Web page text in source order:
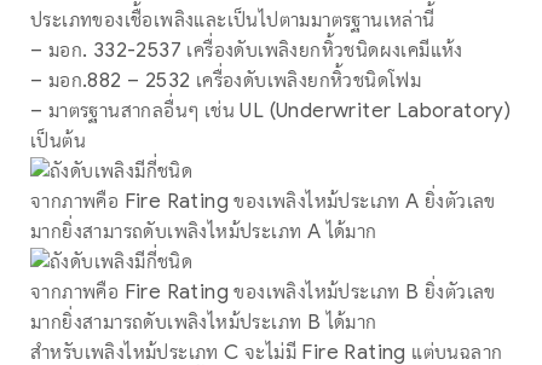
ประเภทของเชื้อเพลิงและเป็นไปตามมาตรฐานเหล่านี้
– มอก. 332-2537 เครื่องดับเพลิงยกหิ้วชนิดผงเคมีแห้ง
– มอก.882 – 2532 เครื่องดับเพลิงยกหิ้วชนิดโฟม
– มาตรฐานสากลอื่นๆ เช่น UL (Underwriter Laboratory)
เป็นต้น
จากภาพคือ Fire Rating ของเพลิงไหม้ประเภท A ยิ่งตัวเลข
มากยิ่งสามารถดับเพลิงไหม้ประเภท A ได้มาก
จากภาพคือ Fire Rating ของเพลิงไหม้ประเภท B ยิ่งตัวเลข
มากยิ่งสามารถดับเพลิงไหม้ประเภท B ได้มาก
สำหรับเพลิงไหม้ประเภท C จะไม่มี Fire Rating แต่บนฉลาก